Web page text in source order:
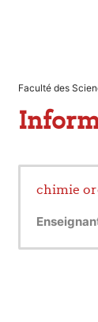
Faculté des
chimie